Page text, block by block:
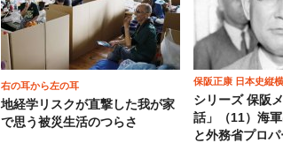
右の耳から左の耳
地経学リスクが直撃した我が家
で思う被災生活のつらさ
保阪正康 日本史縦
シリーズ 保阪
話」（11）海
と外務省プロ